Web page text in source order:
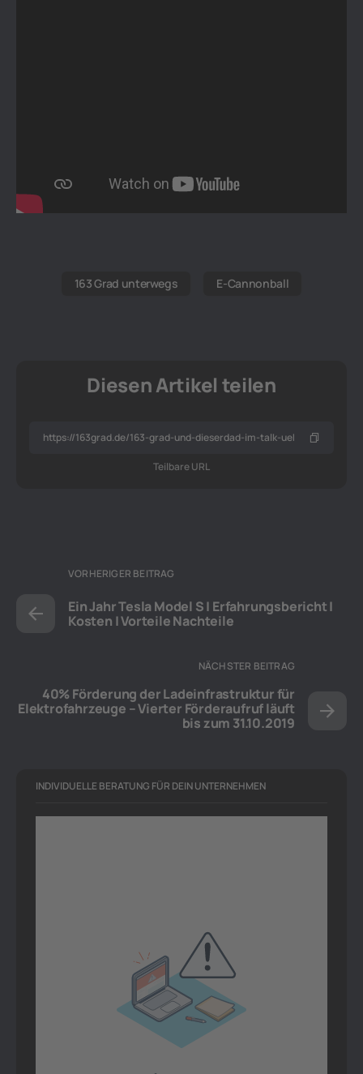
163 Grad unterwegs E-Cannonball
Diesen Artikel teilen
Teilbare URL
VORHERIGER BEITRAG
Ein Jahr Tesla Model S | Erfahrungsbericht |
Kosten | Vorteile Nachteile
NÄCHSTER BEITRAG
40% Förderung der Ladeinfrastruktur für
Elektrofahrzeuge – Vierter Förderaufruf läuft
bis zum 31.10.2019
INDIVIDUELLE BERATUNG FÜR DEIN UNTERNEHMEN